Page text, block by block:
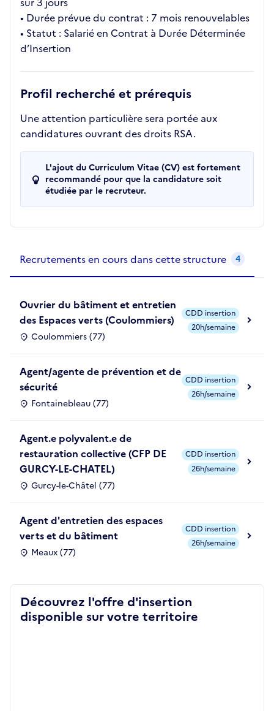
• Durée prévue du contrat : 7 mois renouvelables
• Statut : Salarié en Contrat à Durée Déterminée
d’Insertion
Profil recherché et prérequis
Une attention particulière sera portée aux
candidatures ouvrant des droits RSA.
L'ajout du Curriculum Vitae (CV) est fortement
recommandé pour que la candidature soit
étudiée par le recruteur.
Recrutements en cours dans cette structure 4
Ouvrier du bâtiment et entretien
des Espaces verts (Coulommiers)
Coulommiers (77)
CDD insertion
20h/semaine
Agent/agente de prévention et de
sécurité
Fontainebleau (77)
CDD insertion
26h/semaine
Agent.e polyvalent.e de
restauration collective (CFP DE
GURCY-LE-CHATEL)
Gurcy-le-Châtel (77)
CDD insertion
26h/semaine
Agent d'entretien des espaces
verts et du bâtiment
Meaux (77)
CDD insertion
26h/semaine
Découvrez l'offre d'insertion
disponible sur votre territoire